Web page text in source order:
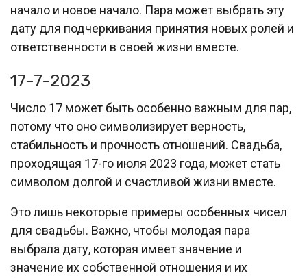
начало и новое начало. Пара может выбрать эту
дату для подчеркивания принятия новых ролей и
ответственности в своей жизни вместе.
17-7-2023
Число 17 может быть особенно важным для пар,
потому что оно символизирует верность,
стабильность и прочность отношений. Свадьба,
проходящая 17-го июля 2023 года, может стать
символом долгой и счастливой жизни вместе.
Это лишь некоторые примеры особенных чисел
для свадьбы. Важно, чтобы молодая пара
выбрала дату, которая имеет значение и
значение их собственной отношения и их